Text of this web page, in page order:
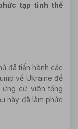
tạp tình thế
đã tiến hành các
về Ukraine để
ứng cử viên tổng
này đã làm phức